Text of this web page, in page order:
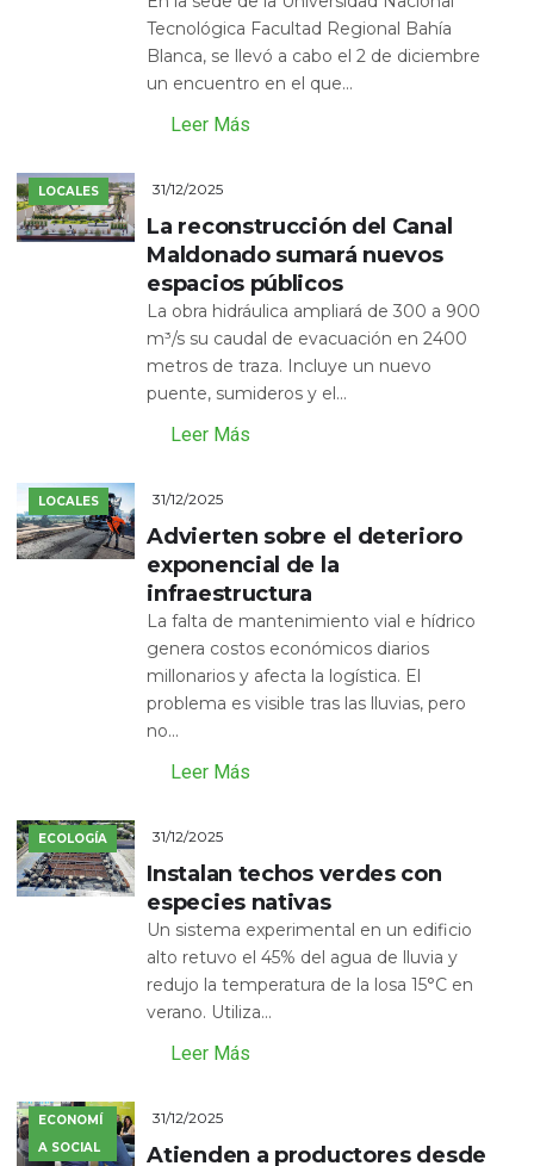
Tecnológica Facultad Regional Bahía
Blanca, se llevó a cabo el 2 de diciembre
un encuentro en el que...
Leer Más
LOCALES 31/12/2025
La reconstrucción del Canal
Maldonado sumará nuevos
espacios públicos
La obra hidráulica ampliará de 300 a 900
m³/s su caudal de evacuación en 2400
metros de traza. Incluye un nuevo
puente, sumideros y el...
Leer Más
LOCALES 31/12/2025
Advierten sobre el deterioro
exponencial de la
infraestructura
La falta de mantenimiento vial e hídrico
genera costos económicos diarios
millonarios y afecta la logística. El
problema es visible tras las lluvias, pero
no...
Leer Más
ECOLOGÍA 31/12/2025
Instalan techos verdes con
especies nativas
Un sistema experimental en un edificio
alto retuvo el 45% del agua de lluvia y
redujo la temperatura de la losa 15°C en
verano. Utiliza...
Leer Más
ECONOMÍ
A SOCIAL
31/12/2025
Atienden a productores desde